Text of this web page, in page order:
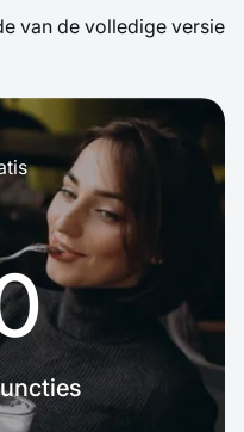
van de volledige versie